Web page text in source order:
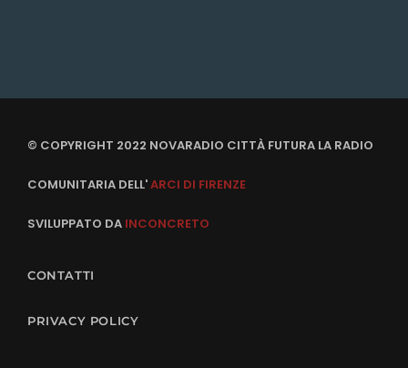
© COPYRIGHT 2022 NOVARADIO CITTÀ FUTURA LA RADIO
COMUNITARIA DELL'ARCI DI FIRENZE
SVILUPPATO DA INCONCRETO
CONTATTI
PRIVACY POLICY